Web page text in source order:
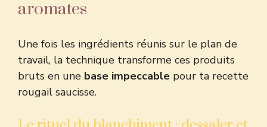
aromates
Une fois les ingrédients réunis sur le plan de
travail, la technique transforme ces produits
bruts en une base impeccable pour ta recette
rougail saucisse.